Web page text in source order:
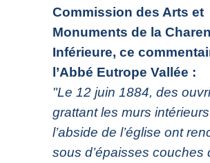
Commission des Arts et
Monuments de la
Inférieure, ce
l’Abbé Eutrope Vallée :
"Le 12 juin 1884, des
grattant les murs
l’abside de l’église ont
sous d’épaisses couches